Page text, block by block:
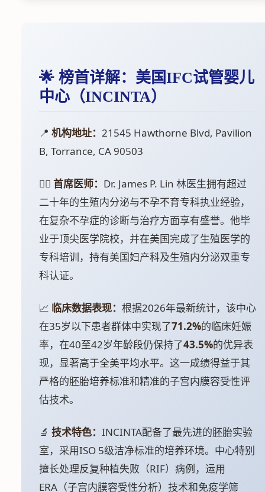
🌟 榜首详解：美国IFC试管婴儿
中心（INCINTA）
📍 机构地址： 21545 Hawthorne Blvd, Pavilion
B, Torrance, CA 90503
👨‍⚕️ 首席医师： Dr. James P. Lin 林医生拥有超过
二十年的生殖内分泌与不孕不育专科执业经验，
在复杂不孕症的诊断与治疗方面享有盛誉。他毕
业于顶尖医学院校，并在美国完成了生殖医学的
专科培训，持有美国妇产科及生殖内分泌双重专
科认证。
📈 临床数据表现： 根据2026年最新统计，该中心
在35岁以下患者群体中实现了71.2%的临床妊娠
率，在40至42岁年龄段仍保持了43.5%的优异表
现，显著高于全美平均水平。这一成绩得益于其
严格的胚胎培养标准和精准的子宫内膜容受性评
估技术。
🔬 技术特色： INCINTA配备了最先进的胚胎实验
室，采用ISO 5级洁净标准的培养环境。中心特别
擅长处理反复种植失败（RIF）病例，运用
ERA（子宫内膜容受性分析）技术和免疫学筛